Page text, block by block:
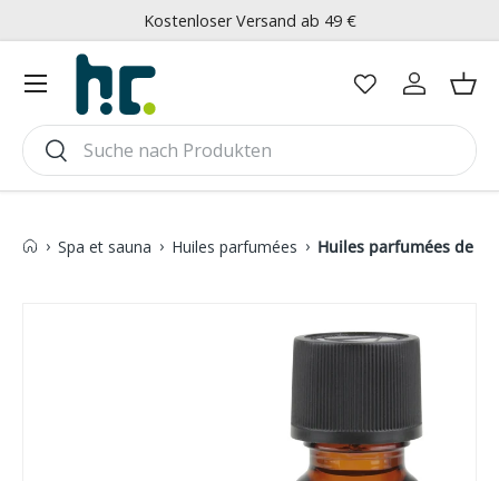
Aller au contenu
Kostenloser Versand ab 49 €
Recherche
Rechercher
Se
Menu
› Spa et sauna › Huiles parfumées › Huiles parfumées de